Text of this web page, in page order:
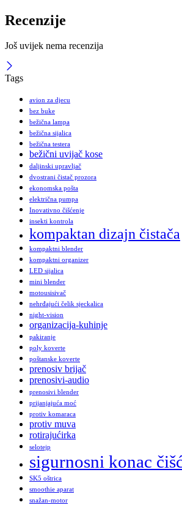
Recenzije
Još uvijek nema recenzija
Tags
avion za djecu
bez buke
bežična lampa
bežična sijalica
bežična testera
bežični uvijač kose
daljinski upravljač
dvostrani čistač prozora
ekonomska pošta
električna pumpa
Inovativno čišćenje
insekti kontrola
kompaktan dizajn čistača
kompaktni blender
kompaktni organizer
LED sijalica
mini blender
motousisivač
nehrđajući čelik sjeckalica
night-vision
organizacija-kuhinje
pakiranje
poly koverte
poštanske koverte
prenosiv brijač
prenosivi-audio
prenosivi blender
prijanjajuća moć
protiv komaraca
protiv muva
rotirajućirka
selotejp
sigurnosni konac
SK5 oštrica
smoothie aparat
snažan-motor